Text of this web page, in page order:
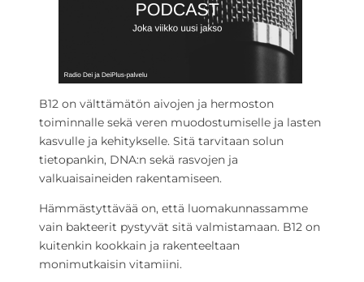
B12 on välttämätön aivojen ja hermoston
toiminnalle sekä veren muodostumiselle ja lasten
kasvulle ja kehitykselle. Sitä tarvitaan solun
tietopankin, DNA:n sekä rasvojen ja
valkuaisaineiden rakentamiseen.
Hämmästyttävää on, että luomakunnassamme
vain bakteerit pystyvät sitä valmistamaan. B12 on
kuitenkin kookkain ja rakenteeltaan
monimutkaisin vitamiini.